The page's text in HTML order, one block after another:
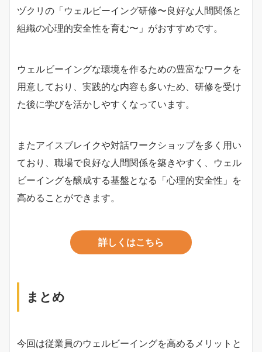
ヅクリの「ウェルビーイング研修〜良好な人間関係と
組織の心理的安全性を育む〜」がおすすめです。
ウェルビーイングな環境を作るための豊富なワークを
用意しており、実践的な内容も多いため、研修を受け
た後に学びを活かしやすくなっています。
またアイスブレイクや対話ワークショップを多く用い
ており、職場で良好な人間関係を築きやすく、ウェル
ビーイングを醸成する基盤となる「心理的安全性」を
高めることができます。
詳しくはこちら
まとめ
今回は従業員のウェルビーイングを高めるメリットと